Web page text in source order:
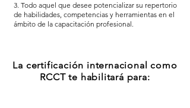
3. Todo aquel que desee potencializar su repertorio
de habilidades, competencias y herramientas en el
ámbito de la capacitación profesional.
La certificación internacional como
RCCT te habilitará para: